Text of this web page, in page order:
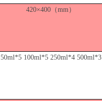
420×400（mm）
50ml*5 100ml*5 250ml*4 500ml*3